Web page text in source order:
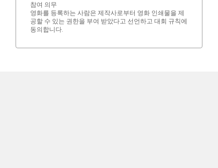
참여 의무
영화를 등록하는 사람은 제작사로부터 영화 인쇄물을 제
공할 수 있는 권한을 부여 받았다고 선언하고 대회 규칙에
동의합니다.